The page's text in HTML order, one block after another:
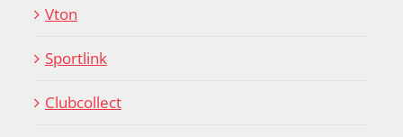
Vton
Sportlink
Clubcollect